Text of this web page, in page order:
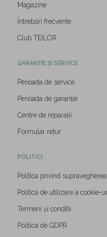
Magazine
Întrebări frecvente
Club TEILOR
GARANȚIE ȘI SERVICE
Perioada de service
Perioada de garanție
Centre de reparații
Formular retur
POLITICI
Politica privind
Politica de utilizare a cookie-
Termeni și conditii
Politica de GDPR